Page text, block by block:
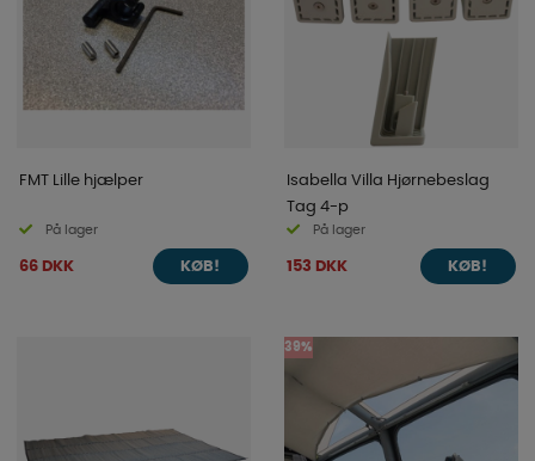
FMT Lille hjælper
På lager
66 DKK KØB!
Isabella Villa Hjørnebeslag
Tag 4-p
På lager
153 DKK KØB!
39%